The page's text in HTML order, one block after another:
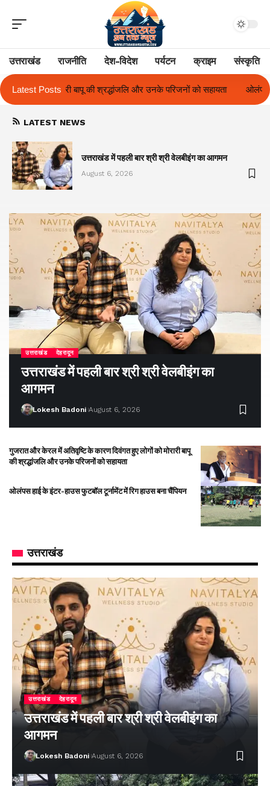
उत्तराखंड राजनीति देश-विदेश पर्यटन क्राइम संस्कृति
Latest Posts
परिजनों को सहायता ओलंपस हाई के इंटर-हाउस फुटबॉल टूर्नामेंट में रिग
LATEST NEWS
उत्तराखंड में पहली बार श्री श्री वेलबीइंग का आगमन
August 6, 2026
उत्तराखंड देहरादून
उत्तराखंड में पहली बार श्री श्री वेलबीइंग का
आगमन
Lokesh Badoni August 6, 2026
गुजरात और केरल में अतिवृष्टि के कारण दिवंगत हुए लोगों को मोरारी बापू
की श्रद्धांजलि और उनके परिजनों को सहायता
ओलंपस हाई के इंटर-हाउस फुटबॉल टूर्नामेंट में रिग हाउस बना चैंपियन
उत्तराखंड
उत्तराखंड देहरादून
उत्तराखंड में पहली बार श्री श्री वेलबीइंग का
आगमन
Lokesh Badoni August 6, 2026